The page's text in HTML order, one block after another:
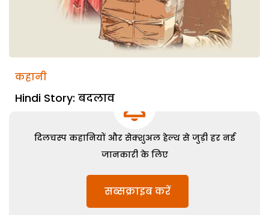
कहानी
Hindi Story: बदलाव
दिलचस्प कहानियों और सेक्शुअल हेल्थ से जुड़ी हर नई
जानकारी के लिए
सब्सक्राइब करें